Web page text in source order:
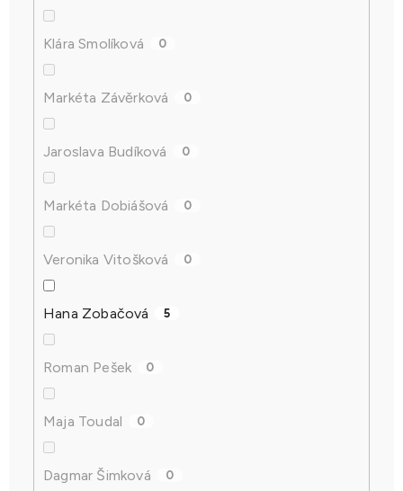
Klára Smolíková 0
Markéta Závěrková 0
Jaroslava Budíková 0
Markéta Dobiášová 0
Veronika Vitošková 0
Hana Zobačová 5
Roman Pešek 0
Maja Toudal 0
Dagmar Šimková 0